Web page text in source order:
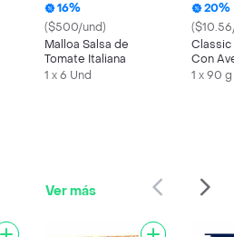
16%
($500/und)
Malloa Salsa de
Tomate Italiana
1 x 6 Und
20%
Con
1 x 90 g
Ver más